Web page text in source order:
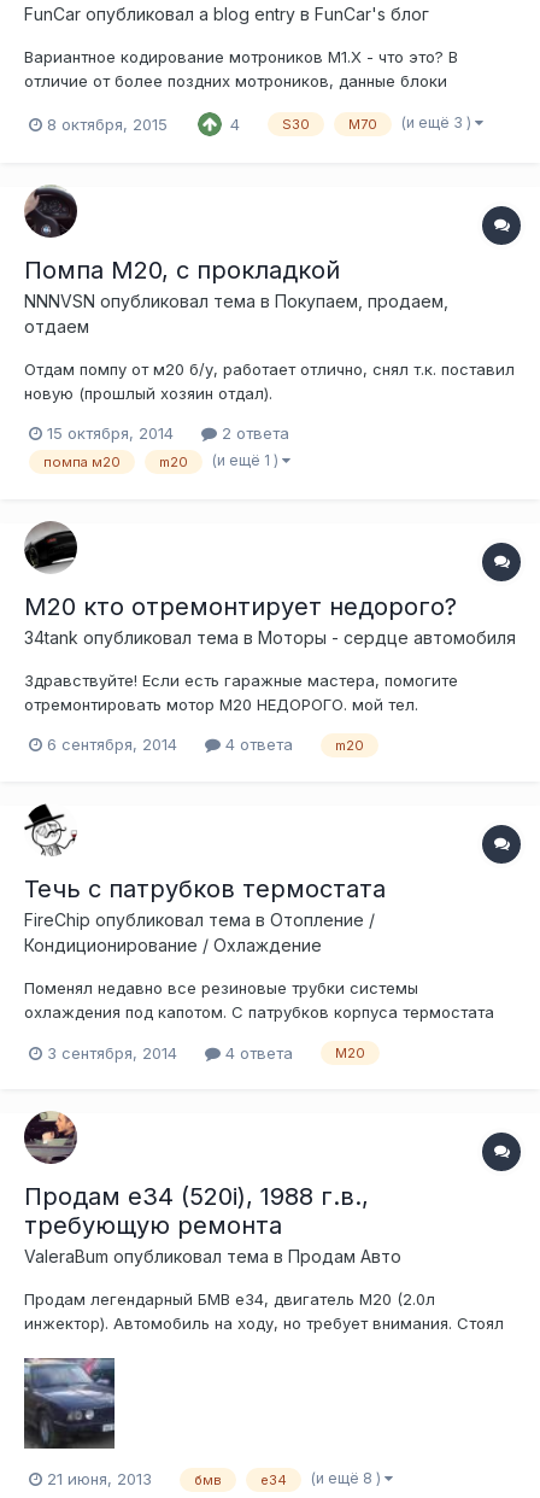
FunCar опубликовал a blog entry в FunCar's блог
Вариантное кодирование мотроников M1.X - что это? В
отличие от более поздних мотроников, данные блоки
жизни" - то есть там есть настройки и для АКПП и для МКПП
8 октября, 2015 4 S30 M70 (и ещё 3 )
Помпа М20, с прокладкой
NNNVSN опубликовал тема в Покупаем, продаем,
отдаем
Отдам помпу от м20 б/у, работает отлично, снял т.к. поставил
новую (прошлый хозяин отдал).
15 октября, 2014 2 ответа
помпа м20 m20 (и ещё 1 )
М20 кто отремонтирует недорого?
34tank опубликовал тема в Моторы - сердце автомобиля
Здравствуйте! Если есть гаражные мастера, помогите
отремонтировать мотор М20 НЕДОРОГО. мой тел.
дороге уверено, только масло течет из под прокладки ГБЦ)
6 сентября, 2014 4 ответа m20
Течь с патрубков термостата
FireChip опубликовал тема в Отопление /
Кондиционирование / Охлаждение
Поменял недавно все резиновые трубки системы
охлаждения под капотом. С патрубков корпуса термостата
(сажал их на герметик дополнительно) - алюминий на
много раковин (коррозия видимо). По...
3 сентября, 2014 4 ответа M20
Продам е34 (520i), 1988 г.в.,
требующую ремонта
ValeraBum опубликовал тема в Продам Авто
Продам легендарный БМВ е34, двигатель М20 (2.0л
инжектор). Автомобиль на ходу, но требует внимания. Стоял
кулису КПП. В целом кузов хороший, есть пару дырок в
порогах, машина не новая. Днище нормальное. Сиденья
слегка протертые, но салон нормальн...
21 июня, 2013 бмв е34 (и ещё 8 )